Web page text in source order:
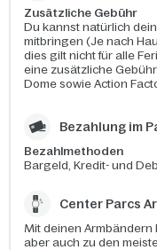
Zusätzliche Gebühr
Du kannst natürlich
mitbringen (Je nach
dies gilt nicht für alle
eine zusätzliche
Dome sowie Action
Bezahlung im
Bezahlmethoden
Bargeld, Kredit- und
Center Parcs
Mit deinen
aber auch zu den